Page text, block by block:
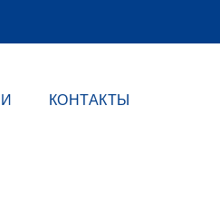
КОНТАКТЫ